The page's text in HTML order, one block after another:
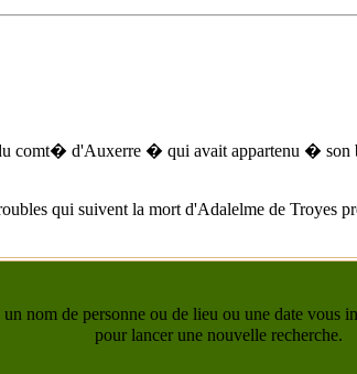
du comt� d'Auxerre � qui avait appartenu �
qui suivent la mort d'Adalelme de Troyes
nom de personne ou de lieu ou une date
pour lancer une nouvelle recherche.